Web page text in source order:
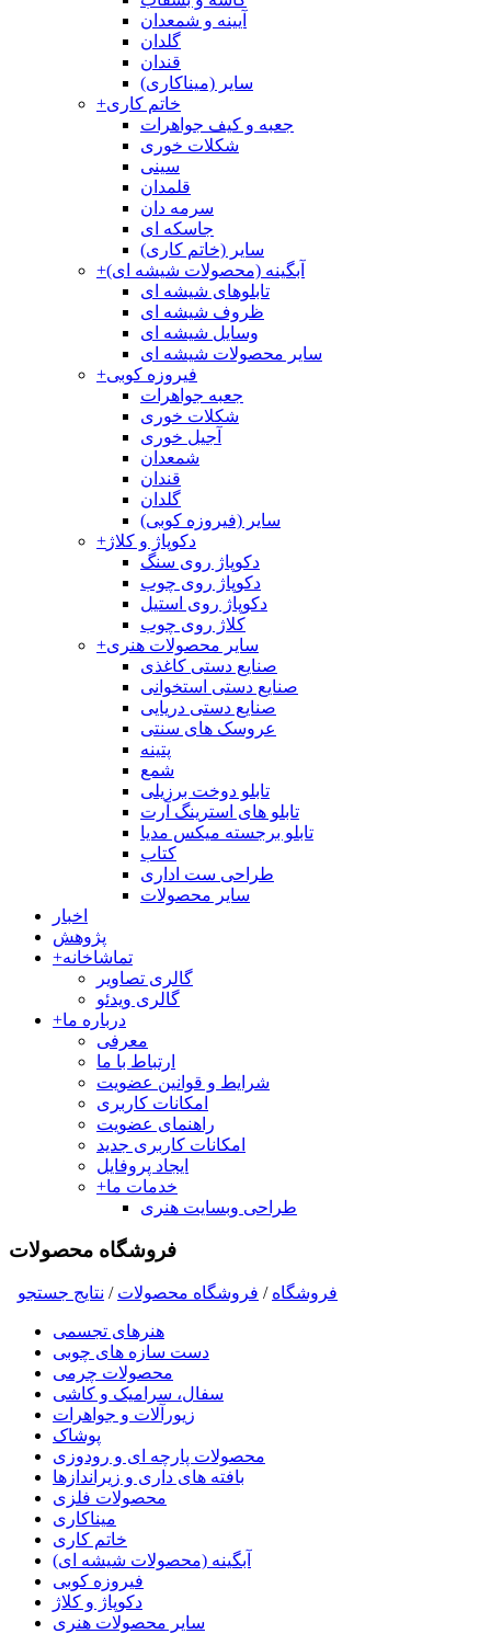
آیینه و شمعدان
گلدان
قندان
سایر (میناکاری)
+خاتم کاری
جعبه و کیف جواهرات
شکلات خوری
سینی
قلمدان
سرمه دان
جاسکه ای
سایر (خاتم کاری)
+آبگینه (محصولات شیشه ای)
تابلوهای شیشه ای
ظروف شیشه ای
وسایل شیشه ای
سایر محصولات شیشه ای
+فیروزه کوبی
جعبه جواهرات
شکلات خوری
آجیل خوری
شمعدان
قندان
گلدان
سایر (فیروزه کوبی)
+دکوپاژ و کلاژ
دکوپاژ روی سنگ
دکوپاژ روی چوب
دکوپاژ روی استیل
کلاژ روی چوب
+سایر محصولات هنری
صنایع دستی کاغذی
صنایع دستی استخوانی
صنایع دستی دریایی
عروسک های سنتی
پتینه
شمع
تابلو دوخت برزیلی
تابلو های استرینگ آرت
تابلو برجسته میکس مدیا
کتاب
طراحی ست اداری
سایر محصولات
اخبار
پژوهش
+تماشاخانه
گالری تصاویر
گالری ویدئو
+درباره ما
معرفی
ارتباط با ما
شرایط و قوانین عضویت
امکانات کاربری
راهنمای عضویت
امکانات کاربری جدید
ایجاد پروفایل
+خدمات ما
طراحی وبسایت هنری
فروشگاه محصولات
فروشگاه / فروشگاه محصولات / نتايج جستجو
هنرهای تجسمی
دست سازه های چوبی
محصولات چرمی
سفال، سرامیک و کاشی
زیورآلات و جواهرات
پوشاک
محصولات پارچه ای و رودوزی
بافته های داری و زیراندازها
محصولات فلزی
میناکاری
خاتم کاری
آبگینه (محصولات شیشه ای)
فیروزه کوبی
دکوپاژ و کلاژ
سایر محصولات هنری